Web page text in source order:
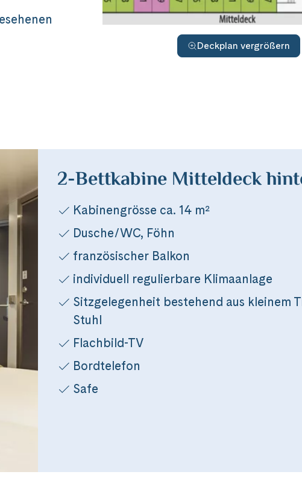
Deckplan vergrößern
2-Bettkabine Mitteldeck
Kabinengrösse ca. 14 m²
Dusche/WC, Föhn
französischer Balkon
individuell regulierbare Klimaanlage
Sitzgelegenheit bestehend aus kleinem
Stuhl
Flachbild-TV
Bordtelefon
Safe